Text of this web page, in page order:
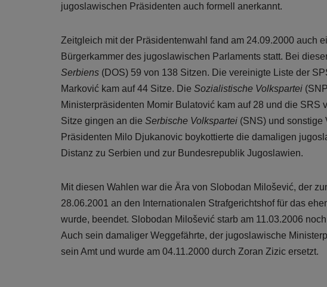
jugoslawischen Präsidenten auch formell anerkannt.
Zeitgleich mit der Präsidentenwahl fand am 24.09.2000 auch
Bürgerkammer des jugoslawischen Parlaments statt. Bei
Serbiens (DOS) 59 von 138 Sitzen. Die vereinigte Liste der
Marković kam auf 44 Sitze. Die Sozialistische Volkspartei
Ministerpräsidenten Momir Bulatović kam auf 28 und die
Sitze gingen an die Serbische Volkspartei (SNS) und sonstige
Präsidenten Milo Djukanovic boykottierte die damaligen
Distanz zu Serbien und zur Bundesrepublik Jugoslawien.
Mit diesen Wahlen war die Ära von Slobodan Milošević, der
28.06.2001 an den Internationalen Strafgerichtshof für das
wurde, beendet. Slobodan Milošević starb am 11.03.2006
Auch sein damaliger Weggefährte, der jugoslawische
sein Amt und wurde am 04.11.2000 durch Zoran Zizic ersetzt.